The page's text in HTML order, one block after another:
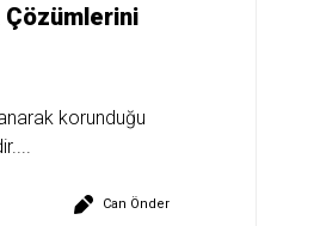
Çözümlerini
korunduğu
Can Önder